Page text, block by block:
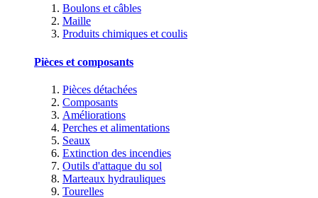
Boulons et câbles
Maille
Produits chimiques et coulis
Pièces et composants
Pièces détachées
Composants
Améliorations
Perches et alimentations
Seaux
Extinction des incendies
Outils d'attaque du sol
Marteaux hydrauliques
Tourelles